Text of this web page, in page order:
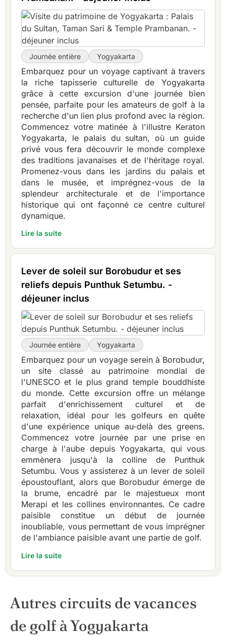
Journée entière Yogyakarta
Embarquez pour un voyage captivant à travers
la riche tapisserie culturelle de Yogyakarta
grâce à cette excursion d'une journée bien
pensée, parfaite pour les amateurs de golf à la
recherche d'un lien plus profond avec la région.
Commencez votre matinée à l'illustre Keraton
Yogyakarta, le palais du sultan, où un guide
privé vous fera découvrir le monde complexe
des traditions javanaises et de l'héritage royal.
Promenez-vous dans les jardins du palais et
dans le musée, et imprégnez-vous de la
splendeur architecturale et de l'importance
historique qui ont façonné ce centre culturel
dynamique.
Lire la suite
Lever de soleil sur Borobudur et ses
reliefs depuis Punthuk Setumbu. -
déjeuner inclus
Journée entière Yogyakarta
Embarquez pour un voyage serein à Borobudur,
un site classé au patrimoine mondial de
l'UNESCO et le plus grand temple bouddhiste
du monde. Cette excursion offre un mélange
parfait d'enrichissement culturel et de
relaxation, idéal pour les golfeurs en quête
d'une expérience unique au-delà des greens.
Commencez votre journée par une prise en
charge à l'aube depuis Yogyakarta, qui vous
emmènera jusqu'à la colline de Punthuk
Setumbu. Vous y assisterez à un lever de soleil
époustouflant, alors que Borobudur émerge de
la brume, encadré par le majestueux mont
Merapi et les collines environnantes. Ce cadre
paisible constitue un début de journée
inoubliable, vous permettant de vous imprégner
de l'ambiance paisible avant une partie de golf.
Lire la suite
Autres circuits de vacances
de golf à Yogyakarta